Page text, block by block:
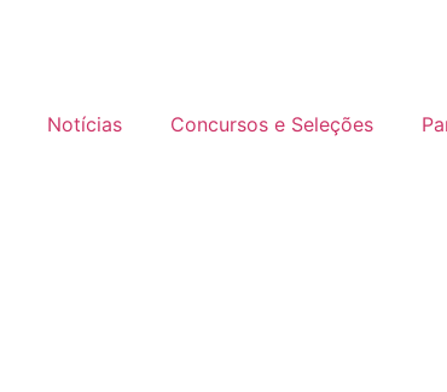
Notícias Concursos e Seleções